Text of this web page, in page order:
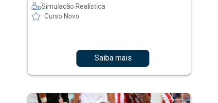
Simulação Realística
Curso Novo
Saiba mais